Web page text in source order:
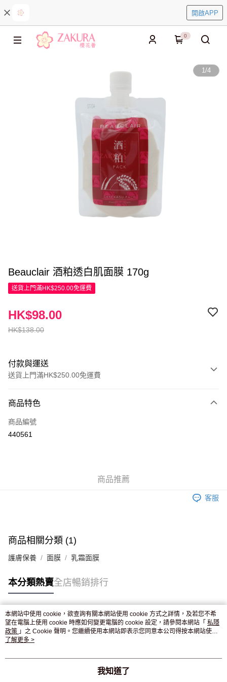
開啟APP
0
1/4
Beauclair 酒粕透白肌面膜 170g
送貨上門滿HK$250.00免運費
HK$138.00
HK$98.00
付款與運送
送貨上門滿HK$250.00免運費
信用卡
Apple Pay
付款後門市自取，訂單確認後2-4個工作天到店，7天內取。逾期後
商品特色
商品編號
440561
商品推薦
客服
商品相關分類 (1)
護膚保養 面膜 乳霜面膜
本分類熱賣全店暢銷排行
熱門標籤
熱銷排行
本網站中使用 cookie，欲查詢有關本網站使用 cookie 方式之詳情，及若您不希
望在電腦上使用 cookie 時應如何變更電腦的 cookie 設定，請參閱本網站「 私隱
政策 」之 Cookie 聲明。您繼續使用本網站即表示您同意本公司得按本網站使用
條款之 Cookie 聲明使用 cookie。
了解更多 >
我知道了